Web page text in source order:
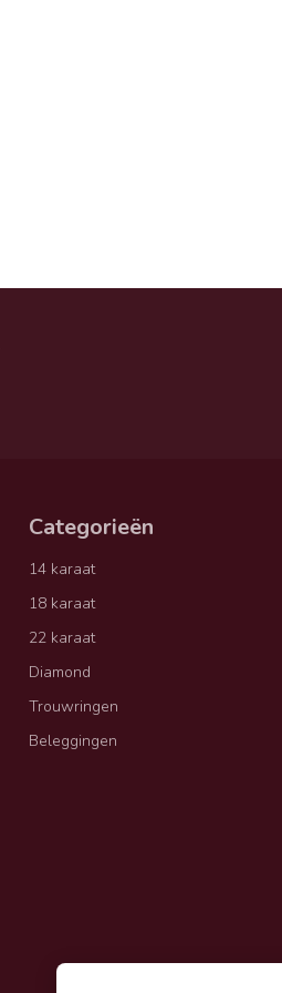
Categorieën
14 karaat
18 karaat
22 karaat
Diamond
Trouwringen
Beleggingen